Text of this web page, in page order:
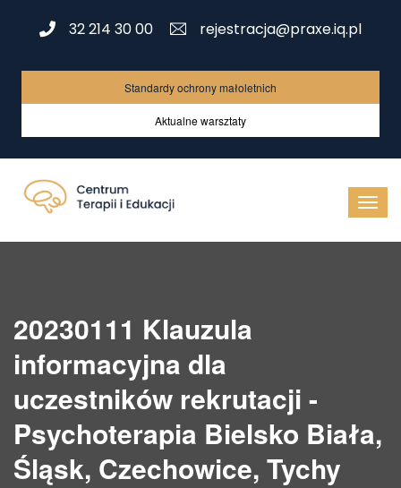
32 214 30 00 rejestracja@praxe.iq.pl
Standardy ochrony małoletnich
Aktualne warsztaty
20230111 Klauzula
informacyjna dla
uczestników rekrutacji -
Psychoterapia Bielsko Biała,
Śląsk, Czechowice, Tychy